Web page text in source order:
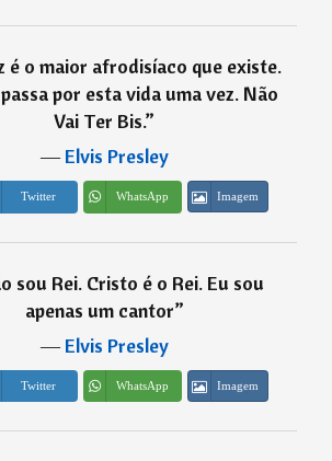
é o maior afrodisíaco que existe.
por esta vida uma vez. Não
Vai Ter Bis.”
―Elvis Presley
Twitter WhatsApp Imagem
sou Rei. Cristo é o Rei. Eu sou
apenas um cantor”
―Elvis Presley
Twitter WhatsApp Imagem